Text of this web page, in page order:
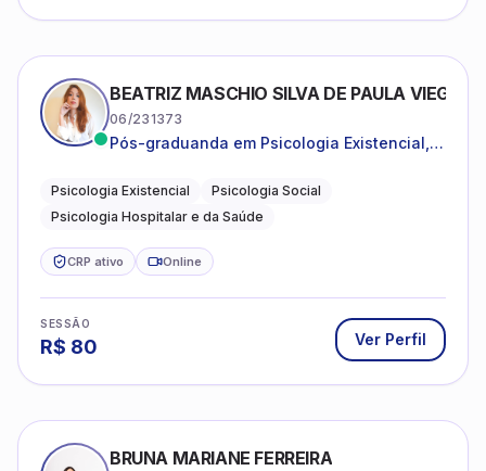
BEATRIZ MASCHIO SILVA DE PAULA VIEGAS
06/231373
Pós-graduanda em Psicologia Existencial,
da Saúde.
Psicologia Existencial
Psicologia Social
Psicologia Hospitalar e da Saúde
CRP ativo Online
SESSÃO
R$ 80 Ver Perfil
BRUNA MARIANE FERREIRA